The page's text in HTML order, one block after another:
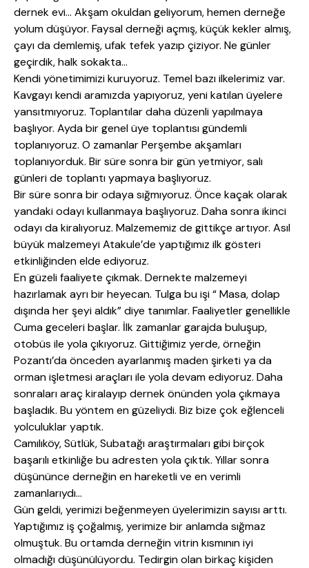
dernek evi… Akşam okuldan geliyorum, hemen derneğe
yolum düşüyor. Faysal derneği açmış, küçük kekler almış,
çayı da demlemiş, ufak tefek yazıp çiziyor. Ne günler
geçirdik, halk sokakta…
Kendi yönetimimizi kuruyoruz. Temel bazı ilkelerimiz var.
Kavgayı kendi aramızda yapıyoruz, yeni katılan üyelere
yansıtmıyoruz. Toplantılar daha düzenli yapılmaya
başlıyor. Ayda bir genel üye toplantısı gündemli
toplanıyoruz. O zamanlar Perşembe akşamları
toplanıyorduk. Bir süre sonra bir gün yetmiyor, salı
günleri de toplantı yapmaya başlıyoruz.
Bir süre sonra bir odaya sığmıyoruz. Önce kaçak olarak
yandaki odayı kullanmaya başlıyoruz. Daha sonra ikinci
odayı da kiralıyoruz. Malzememiz de gittikçe artıyor. Asıl
büyük malzemeyi Atakule’de yaptığımız ilk gösteri
etkinliğinden elde ediyoruz.
En güzeli faaliyete çıkmak. Dernekte malzemeyi
hazırlamak ayrı bir heyecan. Tulga bu işi “ Masa, dolap
dışında her şeyi aldık” diye tanımlar. Faaliyetler genellikle
Cuma geceleri başlar. İlk zamanlar garajda buluşup,
otobüs ile yola çıkıyoruz. Gittiğimiz yerde, örneğin
Pozantı’da önceden ayarlanmış maden şirketi ya da
orman işletmesi araçları ile yola devam ediyoruz. Daha
sonraları araç kiralayıp dernek önünden yola çıkmaya
başladık. Bu yöntem en güzeliydi. Biz bize çok eğlenceli
yolculuklar yaptık.
Camılıköy, Sütlük, Subatağı araştırmaları gibi birçok
başarılı etkinliğe bu adresten yola çıktık. Yıllar sonra
düşününce derneğin en hareketli ve en verimli
zamanlarıydı…
Gün geldi, yerimizi beğenmeyen üyelerimizin sayısı arttı.
Yaptığımız iş çoğalmış, yerimize bir anlamda sığmaz
olmuştuk. Bu ortamda derneğin vitrin kısmının iyi
olmadığı düşünülüyordu. Tedirgin olan birkaç kişiden